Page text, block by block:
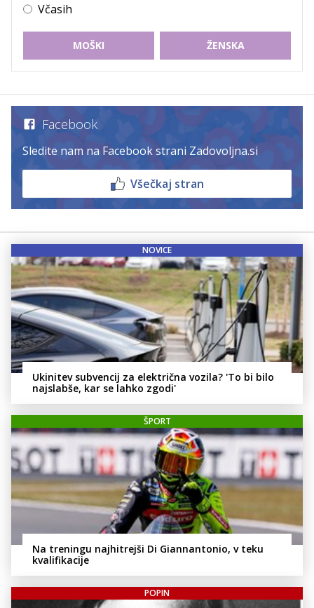
Včasih
MOŠKI ŽENSKA
Facebook
Sledite nam na Facebook strani Zadovoljna.si
Všečkaj stran
NOVICE
Ukinitev subvencij za električna vozila? 'To bi bilo
najslabše, kar se lahko zgodi'
ŠPORT
Na treningu najhitrejši Di Giannantonio, v teku
kvalifikacije
POPIN